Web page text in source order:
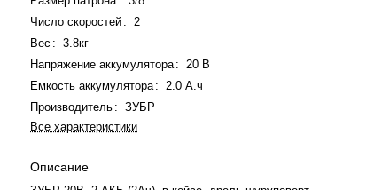
Число скоростей :
2
Вес :
3.8кг
Напряжение аккумулятора:
20 В
Емкость аккумулятора:
2.0 А.ч
Производитель :
ЗУБР
Все характеристики
Описание